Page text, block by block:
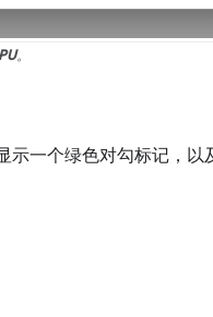
。
示一个绿色对勾标记，以